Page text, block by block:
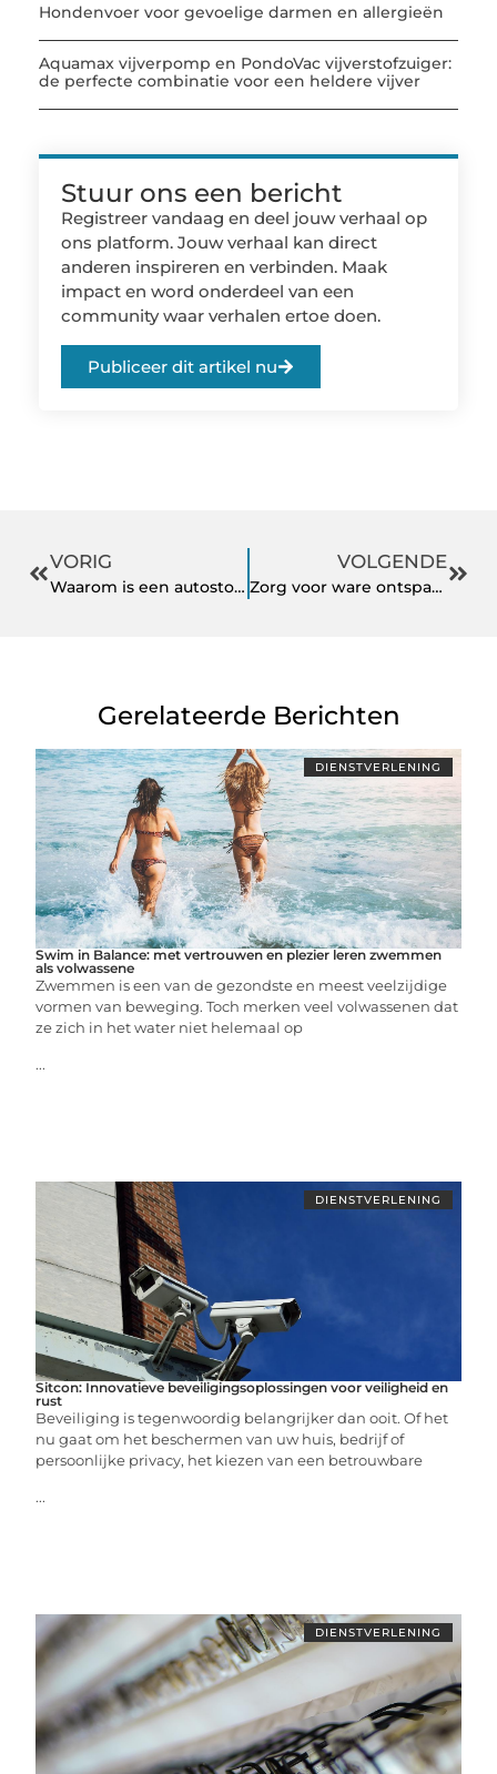
Hondenvoer voor gevoelige darmen en allergieën
Aquamax vijverpomp en PondoVac vijverstofzuiger:
de perfecte combinatie voor een heldere vijver
Stuur ons een bericht
Registreer vandaag en deel jouw verhaal op
ons platform. Jouw verhaal kan direct
anderen inspireren en verbinden. Maak
impact en word onderdeel van een
community waar verhalen ertoe doen.
Publiceer dit artikel nu
VORIG
Waarom is een autostoel zo belangrijk voor je kind?
VOLGENDE
Zorg voor ware ontspanning in huis – 7 tips
Gerelateerde Berichten
DIENSTVERLENING
Swim in Balance: met vertrouwen en plezier leren zwemmen
als volwassene
Zwemmen is een van de gezondste en meest veelzijdige
vormen van beweging. Toch merken veel volwassenen dat
ze zich in het water niet helemaal op
...
DIENSTVERLENING
Sitcon: Innovatieve beveiligingsoplossingen voor veiligheid en
rust
Beveiliging is tegenwoordig belangrijker dan ooit. Of het
nu gaat om het beschermen van uw huis, bedrijf of
persoonlijke privacy, het kiezen van een betrouwbare
...
DIENSTVERLENING